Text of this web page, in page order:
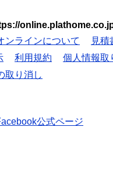
ンラインについて 見積
利用規約 個人情報取
取り消し
公式ページ